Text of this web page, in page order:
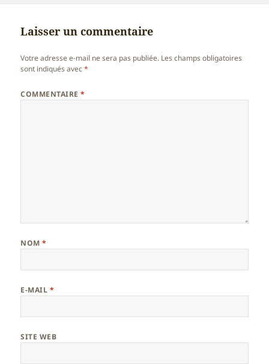
Laisser un commentaire
Votre adresse e-mail ne sera pas publiée. Les champs obligatoires
sont indiqués avec*
COMMENTAIRE*
NOM*
E-MAIL *
SITE WEB